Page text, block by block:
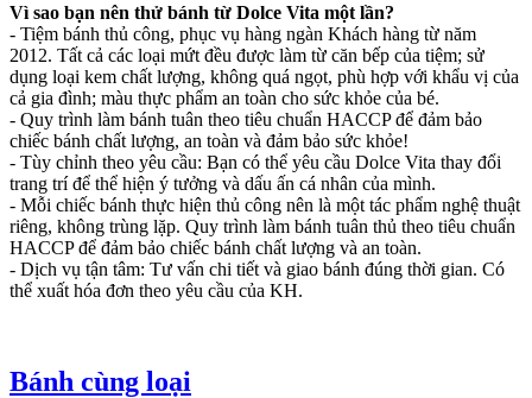
Vì sao bạn nên thử bánh từ Dolce Vita một lần?
- Tiệm bánh thủ công, phục vụ hàng ngàn Khách hàng từ năm
2012. Tất cả các loại mứt đều được làm từ căn bếp của tiệm; sử
dụng loại kem chất lượng, không quá ngọt, phù hợp với khẩu vị của
cả gia đình; màu thực phẩm an toàn cho sức khỏe của bé.
- Quy trình làm bánh tuân theo tiêu chuẩn HACCP để đảm bảo
chiếc bánh chất lượng, an toàn và đảm bảo sức khỏe!
- Tùy chỉnh theo yêu cầu: Bạn có thể yêu cầu Dolce Vita thay đổi
trang trí để thể hiện ý tưởng và dấu ấn cá nhân của mình.
- Mỗi chiếc bánh thực hiện thủ công nên là một tác phẩm nghệ thuật
riêng, không trùng lặp. Quy trình làm bánh tuân thủ theo tiêu chuẩn
HACCP để đảm bảo chiếc bánh chất lượng và an toàn.
- Dịch vụ tận tâm: Tư vấn chi tiết và giao bánh đúng thời gian. Có
thể xuất hóa đơn theo yêu cầu của KH.
Bánh cùng loại